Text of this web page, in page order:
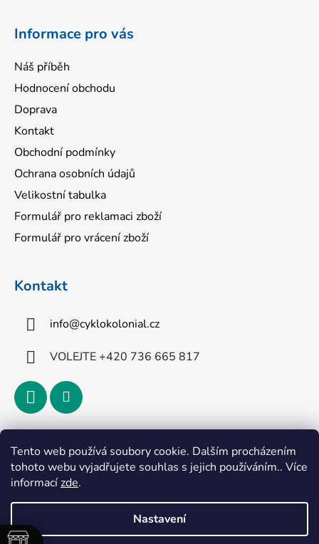
Tento web používá soubory cookie. Dalším procházením
tohoto webu vyjadřujete souhlas s jejich používáním.. Více
informacízde.
Nastavení
Informace pro vás
Náš příběh
Hodnocení obchodu
Doprava
Kontakt
Obchodní podmínky
Ochrana osobních údajů
Velikostní tabulka
Formulář pro reklamaci zboží
Formulář pro vrácení zboží
Kontakt
info@cyklokolonial.cz
VOLEJTE +420 736 665 817
Přijímáme online platby